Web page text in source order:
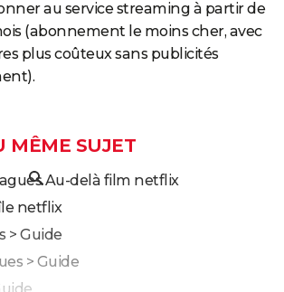
au service streaming à partir de
(abonnement le moins cher, avec
plus coûteux sans publicités
MÊME SUJET
Au-delà film netflix
netflix
> Guide
> Guide